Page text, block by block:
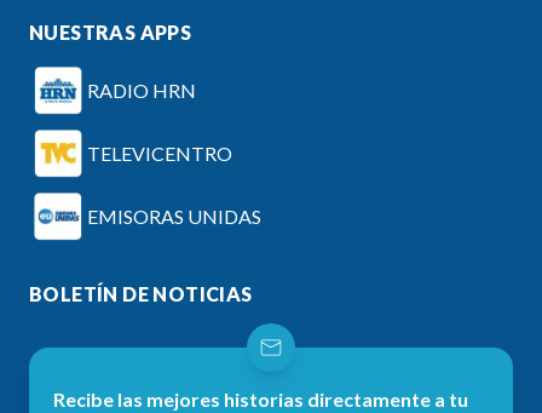
NUESTRAS APPS
RADIO HRN
TELEVICENTRO
EMISORAS UNIDAS
BOLETÍN DE NOTICIAS
Recibe las mejores historias directamente a tu